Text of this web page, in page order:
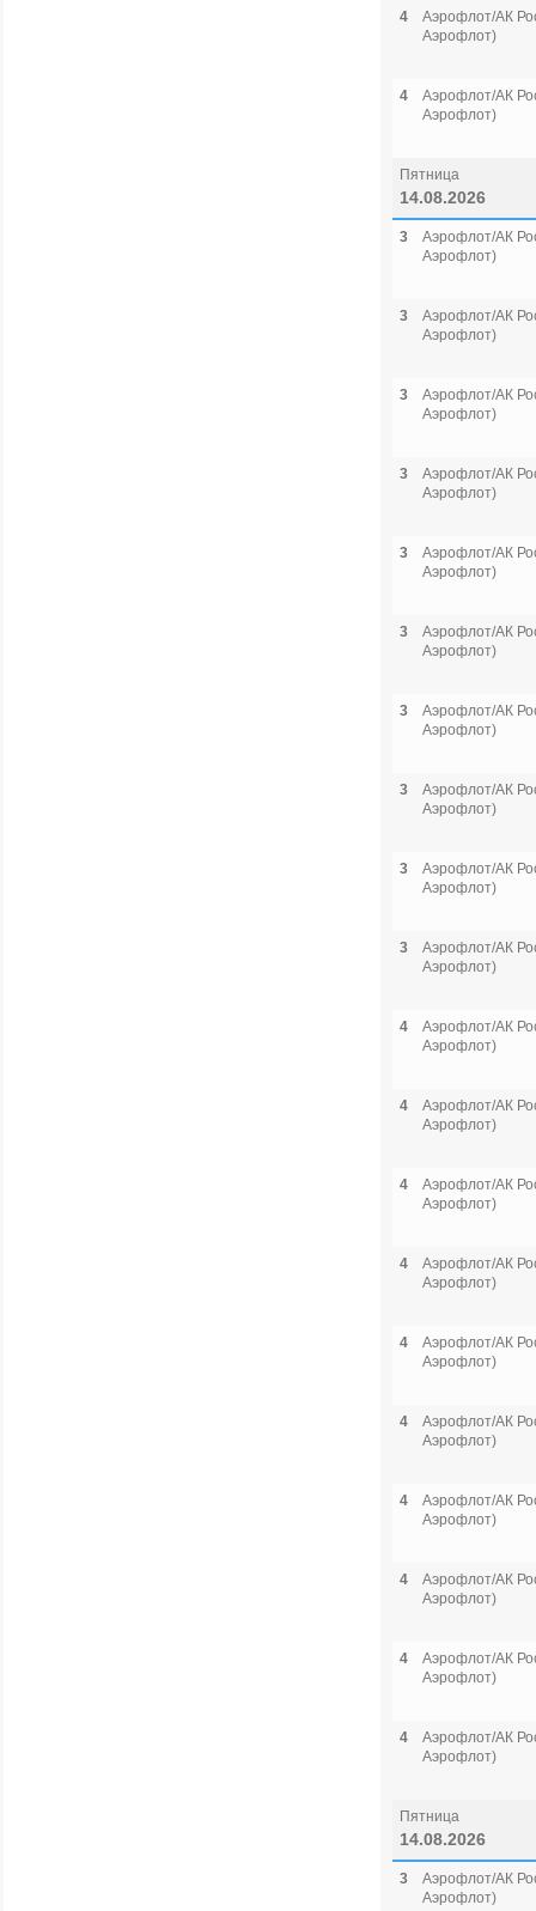
4
Аэрофлот/АК
Аэрофлот)
4
Аэрофлот/АК
Аэрофлот)
Пятница
14.08.2026
3
Аэрофлот/АК
Аэрофлот)
3
Аэрофлот/АК
Аэрофлот)
3
Аэрофлот/АК
Аэрофлот)
3
Аэрофлот/АК
Аэрофлот)
3
Аэрофлот/АК
Аэрофлот)
3
Аэрофлот/АК
Аэрофлот)
3
Аэрофлот/АК
Аэрофлот)
3
Аэрофлот/АК
Аэрофлот)
3
Аэрофлот/АК
Аэрофлот)
3
Аэрофлот/АК
Аэрофлот)
4
Аэрофлот/АК
Аэрофлот)
4
Аэрофлот/АК
Аэрофлот)
4
Аэрофлот/АК
Аэрофлот)
4
Аэрофлот/АК
Аэрофлот)
4
Аэрофлот/АК
Аэрофлот)
4
Аэрофлот/АК
Аэрофлот)
4
Аэрофлот/АК
Аэрофлот)
4
Аэрофлот/АК
Аэрофлот)
4
Аэрофлот/АК
Аэрофлот)
4
Аэрофлот/АК
Аэрофлот)
Пятница
14.08.2026
3
Аэрофлот/АК
Аэрофлот)